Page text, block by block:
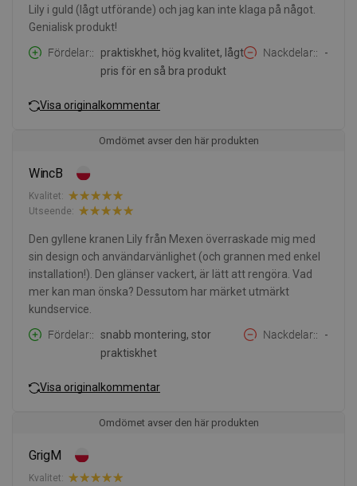
Lily i guld (lågt utförande) och jag kan inte klaga på något.
Genialisk produkt!
Fördelar:
praktiskhet, hög kvalitet, lågt
pris för en så bra produkt
Nackdelar: -
Visa originalkommentar
Omdömet avser den här produkten
WincB
Kvalitet:
Utseende:
Den gyllene kranen Lily från Mexen överraskade mig med
sin design och användarvänlighet (och grannen med enkel
installation!). Den glänser vackert, är lätt att rengöra. Vad
mer kan man önska? Dessutom har märket utmärkt
kundservice.
Fördelar:
snabb montering, stor
praktiskhet
Nackdelar: -
Visa originalkommentar
Omdömet avser den här produkten
GrigM
Kvalitet: